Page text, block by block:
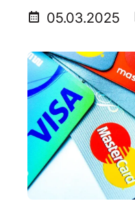
05.03.2025